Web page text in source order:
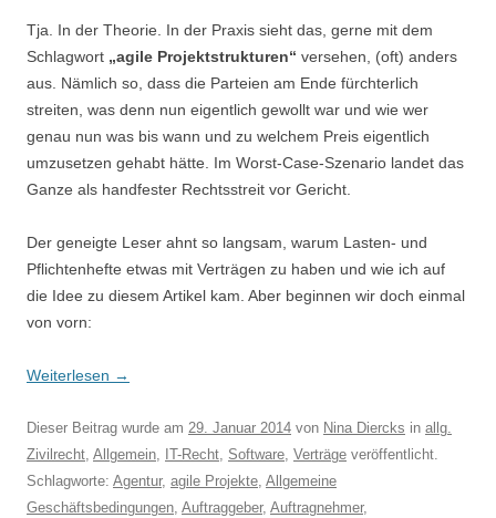
Tja. In der Theorie. In der Praxis sieht das, gerne mit dem
Schlagwort „agile Projektstrukturen“ versehen, (oft) anders
aus. Nämlich so, dass die Parteien am Ende fürchterlich
streiten, was denn nun eigentlich gewollt war und wie wer
genau nun was bis wann und zu welchem Preis eigentlich
umzusetzen gehabt hätte. Im Worst-Case-Szenario landet das
Ganze als handfester Rechtsstreit vor Gericht.
Der geneigte Leser ahnt so langsam, warum Lasten- und
Pflichtenhefte etwas mit Verträgen zu haben und wie ich auf
die Idee zu diesem Artikel kam. Aber beginnen wir doch einmal
von vorn:
Weiterlesen →
Dieser Beitrag wurde am 29. Januar 2014 von Nina Diercks in allg.
Zivilrecht, Allgemein, IT-Recht, Software, Verträge veröffentlicht.
Schlagworte: Agentur, agile Projekte, Allgemeine
Geschäftsbedingungen, Auftraggeber, Auftragnehmer,